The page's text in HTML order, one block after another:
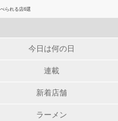
られる店6選
今日は何の日
連載
新着店舗
ラーメン